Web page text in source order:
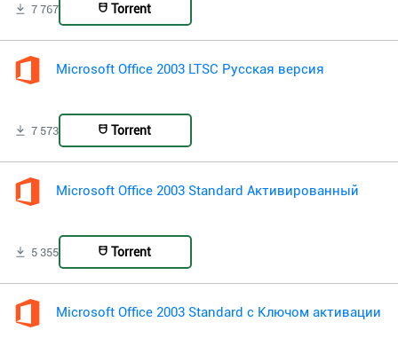
7 767 Torrent
Microsoft Office 2003 LTSC Русская версия
7 573 Torrent
Microsoft Office 2003 Standard Активированный
5 355 Torrent
Microsoft Office 2003 Standard с Ключом активации